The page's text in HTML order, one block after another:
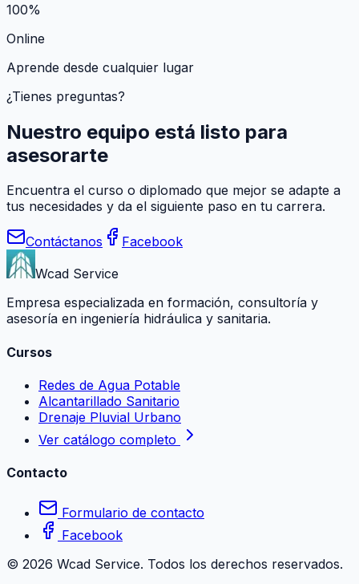
100%
Online
Aprende desde cualquier lugar
¿Tienes preguntas?
Nuestro equipo está listo para
asesorarte
Encuentra el curso o diplomado que mejor se adapte a
tus necesidades y da el siguiente paso en tu carrera.
Contáctanos
Facebook
Wcad Service
Empresa especializada en formación, consultoría y
asesoría en ingeniería hidráulica y sanitaria.
Cursos
Redes de Agua Potable
Alcantarillado Sanitario
Drenaje Pluvial Urbano
Ver catálogo completo
Contacto
Formulario de contacto
Facebook
© 2026 Wcad Service. Todos los derechos reservados.